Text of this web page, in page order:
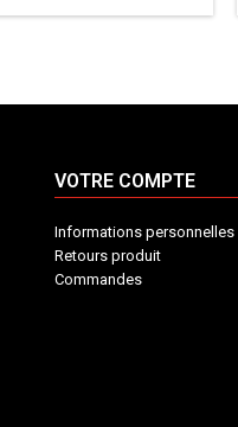
VOTRE COMPTE
Informations personnelles
Retours produit
Commandes